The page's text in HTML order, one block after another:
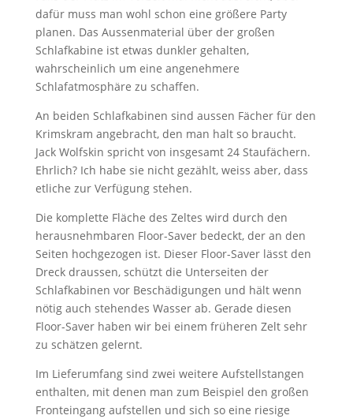
dafür muss man wohl schon eine größere Party
planen. Das Aussenmaterial über der großen
Schlafkabine ist etwas dunkler gehalten,
wahrscheinlich um eine angenehmere
Schlafatmosphäre zu schaffen.
An beiden Schlafkabinen sind aussen Fächer für den
Krimskram angebracht, den man halt so braucht.
Jack Wolfskin spricht von insgesamt 24 Staufächern.
Ehrlich? Ich habe sie nicht gezählt, weiss aber, dass
etliche zur Verfügung stehen.
Die komplette Fläche des Zeltes wird durch den
herausnehmbaren Floor-Saver bedeckt, der an den
Seiten hochgezogen ist. Dieser Floor-Saver lässt den
Dreck draussen, schützt die Unterseiten der
Schlafkabinen vor Beschädigungen und hält wenn
nötig auch stehendes Wasser ab. Gerade diesen
Floor-Saver haben wir bei einem früheren Zelt sehr
zu schätzen gelernt.
Im Lieferumfang sind zwei weitere Aufstellstangen
enthalten, mit denen man zum Beispiel den großen
Fronteingang aufstellen und sich so eine riesige